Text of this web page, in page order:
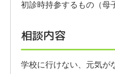
初診時持参するもの（母
相談内容
学校に行けない、元気が